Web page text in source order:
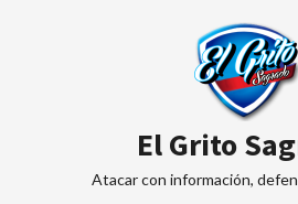
El Grito
Atacar con información,